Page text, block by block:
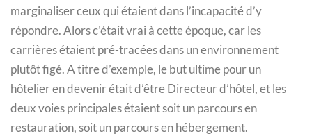
marginaliser ceux qui étaient dans l’incapacité d’y
répondre. Alors c’était vrai à cette époque, car les
carrières étaient pré-tracées dans un environnement
plutôt figé. A titre d’exemple, le but ultime pour un
hôtelier en devenir était d’être Directeur d’hôtel, et les
deux voies principales étaient soit un parcours en
restauration, soit un parcours en hébergement.